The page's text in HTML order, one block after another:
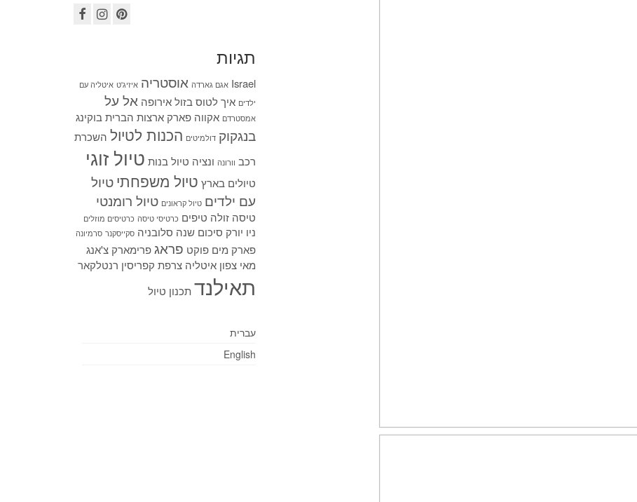
תגיות
Israel אגם גארדה אוסטריה איזיג'ט איטליה עם
ילדים איך לטוס בזול אירופה אל על
אמסטרדם אקווה פארק ארצות הברית בוקינג
בנגקוק דולמיטים הכנות לטיול השכרת
רכב וורונה ונציה טיול בנות טיול זוגי
טיולים בארץ טיול משפחתי טיול
עם ילדים טיול קראונים טיול רומנטי
טיסה זולה טיפים כרטיסי טיסה כרטיסים מוזלים
ניו יורק סיכום שנה סלובניה סקייסקנר סרמיונה
פארק מים פוקט פראג פרימארק צ'אנג
מאי צפון איטליה צרפת קפריסין רנטלקאר
תאילנד תכנון טיול
עברית
English